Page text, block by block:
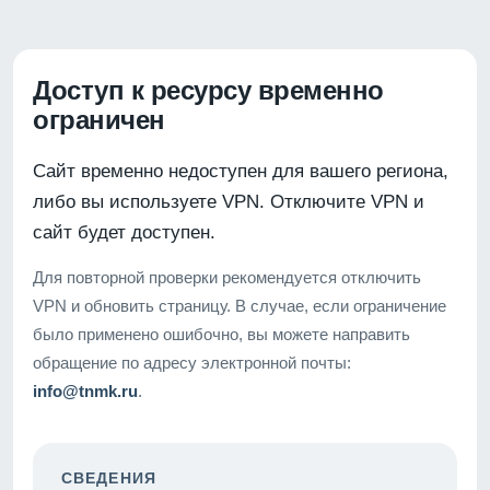
Доступ к ресурсу временно
ограничен
Сайт временно недоступен для вашего региона,
либо вы используете VPN. Отключите VPN и
сайт будет доступен.
Для повторной проверки рекомендуется отключить
VPN и обновить страницу. В случае, если ограничение
было применено ошибочно, вы можете направить
обращение по адресу электронной почты:
info@tnmk.ru.
СВЕДЕНИЯ